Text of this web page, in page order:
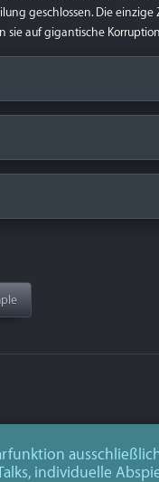
geschlossen. Die einzige
sie auf gigantische
individuelle